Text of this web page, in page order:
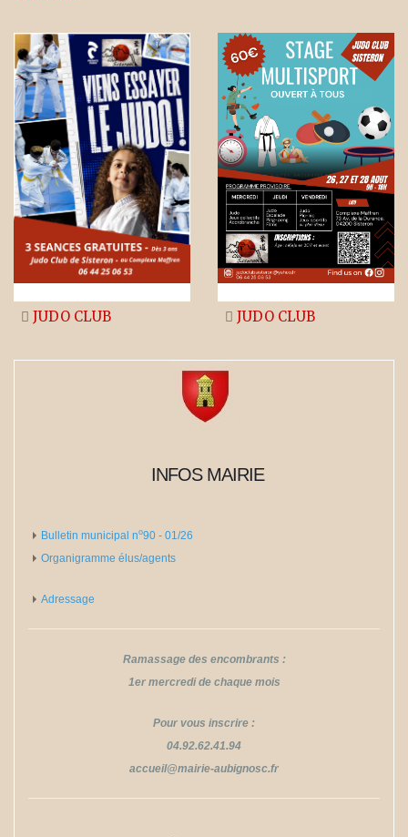
JUDO CLUB JUDO CLUB
INFOS MAIRIE
Bulletin municipal no​​​​​​​90 - 01/26
Organigramme élus/agents
Adressage
Ramassage des encombrants :
1er mercredi de chaque mois
Pour vous inscrire :
04.92.62.41.94
​​​​​​​accueil@mairie-aubignosc.fr